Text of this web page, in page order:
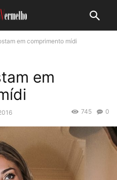
em comprimento mídi
em
0
745